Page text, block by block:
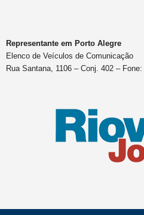
Representante em Porto Alegre
Elenco de Veículos de Comunicação
Rua Santana, 1106 – Conj. 402 – Fone: